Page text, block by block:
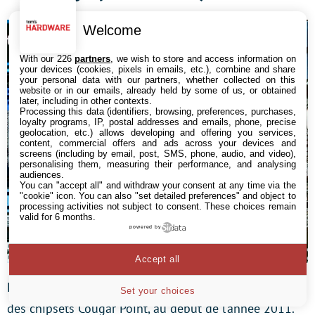
L’arrivée des Sandy Bridge coïncide avec le lancement
des chipsets Cougar Point, au début de l’année 2011.
Welcome
With our 226partners , we wish to store and access information on
your devices (cookies, pixels in emails, etc.), combine and share
your personal data with our partners, whether collected on this
website or in our emails, already held by some of us, or obtained
later, including in other contexts.
Processing this data (identifiers, browsing, preferences, purchases,
loyalty programs, IP, postal addresses and emails, phone, precise
geolocation, etc.) allows developing and offering you services,
content, commercial offers and ads across your devices and
screens (including by email, post, SMS, phone, audio, and video),
personalising them, measuring their performance, and analysing
audiences.
You can "accept all" and withdraw your consent at any time via the
"cookie" icon. You can also "set detailed preferences" and object to
processing activities not subject to consent. These choices remain
valid for 6 months.
powered by
Set your choices
Accept all